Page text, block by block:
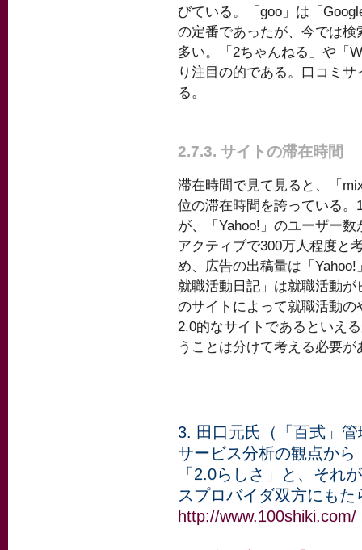
びている。「goo」は「
の定番であったが、今では
多い。「2ちゃんねる」や「
り注目の的である。口コミ
る。
2.7.3. サイトの滞在時間
滞在時間で見て見ると、「
位の滞在時間を誇っている。
が、「Yahoo!」のユーザー
アクティブで300万人程度と
め、広告の出稿量は「
就職活動日記」は就職活動
のサイトによって就職活動
2.0的なサイトであるといえ
うことは分けて考える必要が
3. 田口元氏（「百式」
サービス分析の観点か
「2.0らしさ」と、それ
スプロバイダ双方にも
http://www.100shiki.com/